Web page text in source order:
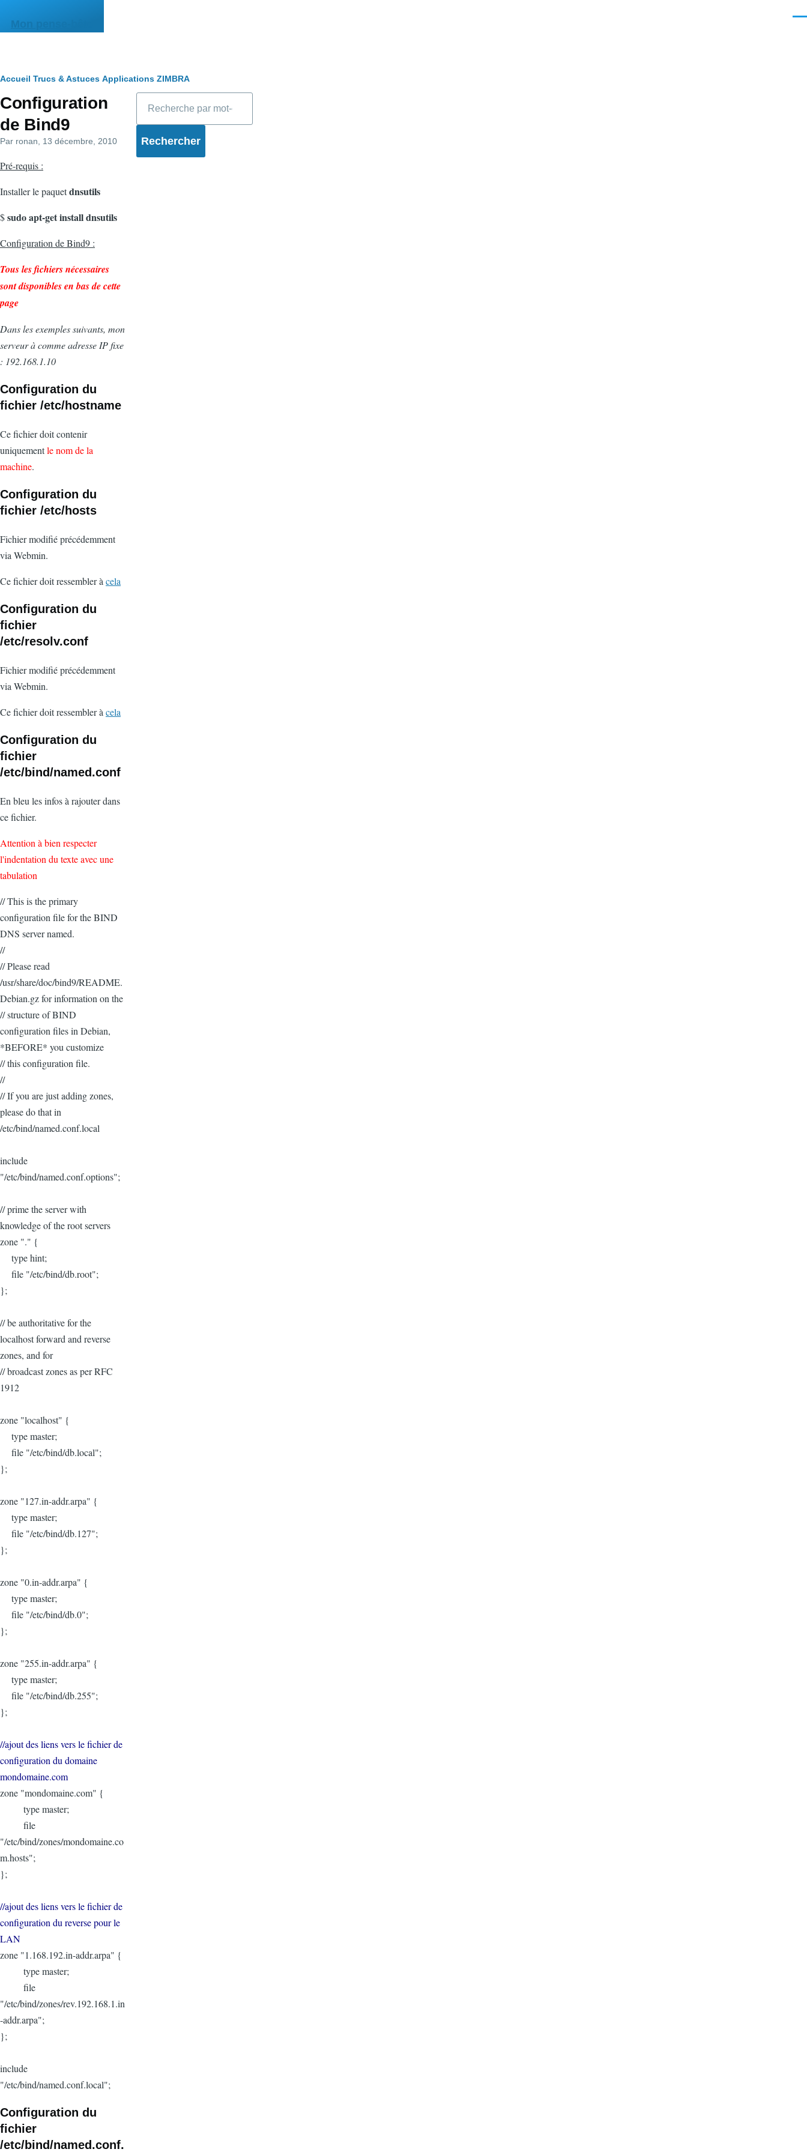
Mon pense-bête
Fil
d'Ariane
Accueil Trucs & Astuces Applications ZIMBRA
Configuration
de Bind9
Par ronan , 13 décembre, 2010
Pré-requis :
Installer le paquetdnsutils
$sudo apt-get install dnsutils
Configuration de Bind9 :
Tous les fichiers nécessaires
sont disponibles en bas de cette
page
Dans les exemples suivants, mon
serveur à comme adresse IP fixe
: 192.168.1.10
Configuration du
fichier /etc/hostname
Ce fichier doit contenir
uniquementle nom de la
machine.
Configuration du
fichier /etc/hosts
Fichier modifié précédemment
via Webmin.
Ce fichier doit ressembler à cela
Configuration du
fichier
/etc/resolv.conf
Fichiermodifiéprécédemment
via Webmin.
Ce fichier doit ressembler à cela
Configuration du
fichier
/etc/bind/named.conf
En bleu les infos à rajouter dans
ce fichier.
Attention à bien respecter
l'indentation du texte avec une
tabulation
// This is the primary
configuration file for the BIND
DNS server named.
//
// Please read
/usr/share/doc/bind9/README.
Debian.gz for information on the
// structure of BIND
configuration files in Debian,
*BEFORE* you customize
// this configuration file.
//
// If you are just adding zones,
please do that in
/etc/bind/named.conf.local
include
"/etc/bind/named.conf.options";
// prime the server with
knowledge of the root servers
zone "." {
type hint;
file "/etc/bind/db.root";
};
// be authoritative for the
localhost forward and reverse
zones, and for
// broadcast zones as per RFC
1912
zone "localhost" {
type master;
file "/etc/bind/db.local";
};
zone "127.in-addr.arpa" {
type master;
file "/etc/bind/db.127";
};
zone "0.in-addr.arpa" {
type master;
file "/etc/bind/db.0";
};
zone "255.in-addr.arpa" {
type master;
file "/etc/bind/db.255";
};
//ajout des liens vers le fichier de
configuration du domaine
mondomaine.com
zone "mondomaine.com" {
type master;
file
"/etc/bind/zones/mondomaine.co
m.hosts";
};
//ajout des liens vers le fichier de
configuration du reverse pour le
LAN
zone "1.168.192.in-addr.arpa" {
type master;
file
"/etc/bind/zones/rev.192.168.1.in
-addr.arpa";
};
include
"/etc/bind/named.conf.local";
Configuration du
fichier
/etc/bind/named.conf.